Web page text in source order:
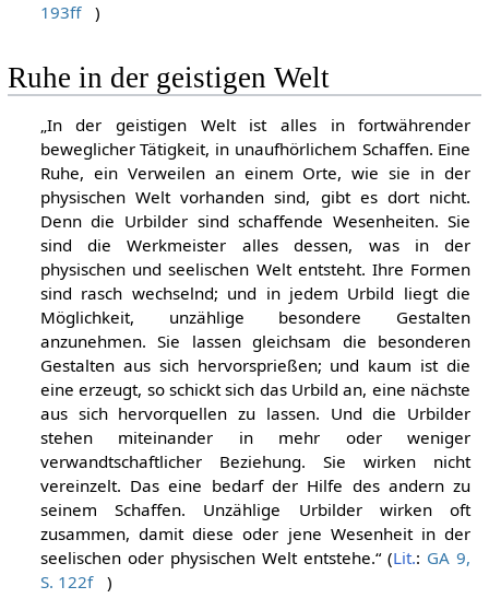
193ff
)
Ruhe in der geistigen Welt
„In der geistigen Welt ist alles in fortwährender
beweglicher Tätigkeit, in unaufhörlichem Schaffen. Eine
Ruhe, ein Verweilen an einem Orte, wie sie in der
physischen Welt vorhanden sind, gibt es dort nicht.
Denn die Urbilder sind schaffende Wesenheiten. Sie
sind die Werkmeister alles dessen, was in der
physischen und seelischen Welt entsteht. Ihre Formen
sind rasch wechselnd; und in jedem Urbild liegt die
Möglichkeit, unzählige besondere Gestalten
anzunehmen. Sie lassen gleichsam die besonderen
Gestalten aus sich hervorsprießen; und kaum ist die
eine erzeugt, so schickt sich das Urbild an, eine nächste
aus sich hervorquellen zu lassen. Und die Urbilder
stehen miteinander in mehr oder weniger
verwandtschaftlicher Beziehung. Sie wirken nicht
vereinzelt. Das eine bedarf der Hilfe des andern zu
seinem Schaffen. Unzählige Urbilder wirken oft
zusammen, damit diese oder jene Wesenheit in der
seelischen oder physischen Welt entstehe.“ (Lit.: GA 9,
S. 122f
)